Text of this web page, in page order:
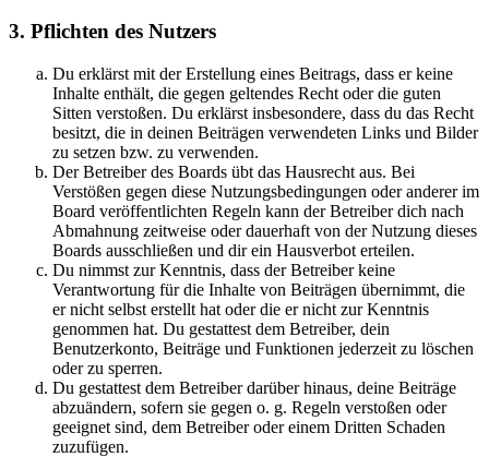
3. Pflichten des Nutzers
Du erklärst mit der Erstellung eines Beitrags, dass er keine
Inhalte enthält, die gegen geltendes Recht oder die guten
Sitten verstoßen. Du erklärst insbesondere, dass du das Recht
besitzt, die in deinen Beiträgen verwendeten Links und Bilder
zu setzen bzw. zu verwenden.
Der Betreiber des Boards übt das Hausrecht aus. Bei
Verstößen gegen diese Nutzungsbedingungen oder anderer im
Board veröffentlichten Regeln kann der Betreiber dich nach
Abmahnung zeitweise oder dauerhaft von der Nutzung dieses
Boards ausschließen und dir ein Hausverbot erteilen.
Du nimmst zur Kenntnis, dass der Betreiber keine
Verantwortung für die Inhalte von Beiträgen übernimmt, die
er nicht selbst erstellt hat oder die er nicht zur Kenntnis
genommen hat. Du gestattest dem Betreiber, dein
Benutzerkonto, Beiträge und Funktionen jederzeit zu löschen
oder zu sperren.
Du gestattest dem Betreiber darüber hinaus, deine Beiträge
abzuändern, sofern sie gegen o. g. Regeln verstoßen oder
geeignet sind, dem Betreiber oder einem Dritten Schaden
zuzufügen.